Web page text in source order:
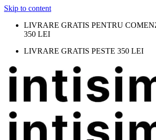
Skip to content
LIVRARE GRATIS PENTRU
350 LEI
LIVRARE GRATIS PESTE 350 LEI